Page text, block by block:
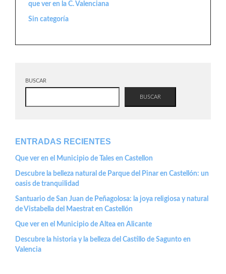
que ver en la C. Valenciana
Sin categoría
BUSCAR
BUSCAR
ENTRADAS RECIENTES
Que ver en el Municipio de Tales en Castellon
Descubre la belleza natural de Parque del Pinar en Castellón: un
oasis de tranquilidad
Santuario de San Juan de Peñagolosa: la joya religiosa y natural
de Vistabella del Maestrat en Castellón
Que ver en el Municipio de Altea en Alicante
Descubre la historia y la belleza del Castillo de Sagunto en
Valencia